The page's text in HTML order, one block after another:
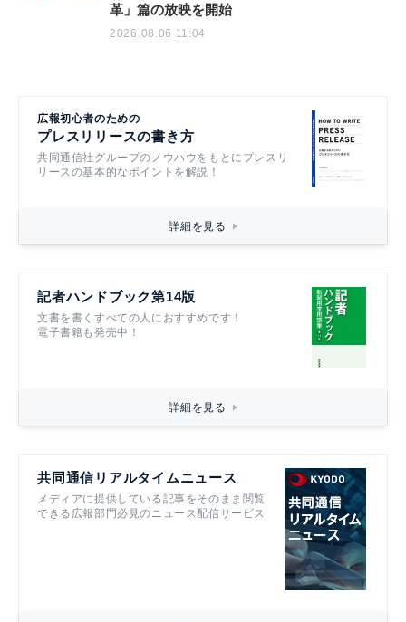
革」篇の放映を開始
2026.08.06 11:04
広報初心者のための
プレスリリースの書き方
共同通信社グループのノウハウをもとにプレスリ
リースの基本的なポイントを解説！
詳細を見る
記者ハンドブック第14版
文書を書くすべての人におすすめです！
電子書籍も発売中！
詳細を見る
共同通信リアルタイムニュース
メディアに提供している記事をそのまま閲覧
できる広報部門必見のニュース配信サービス